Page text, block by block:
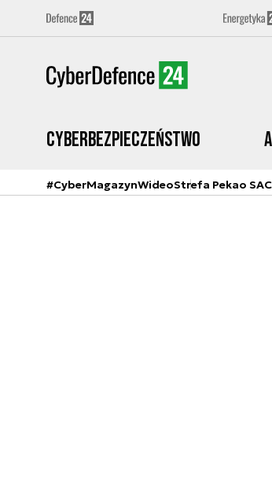
Cyberbezpieczeństwo
#CyberMagazynWideoStrefa Pekao SA